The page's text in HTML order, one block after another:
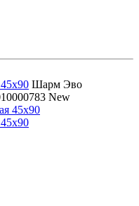
Шарм Эво
New